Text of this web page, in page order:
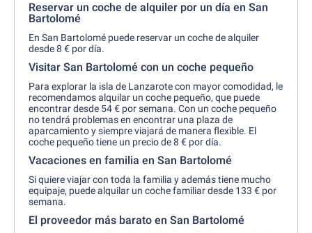
Reservar un coche de alquiler por un día en San
Bartolomé
En San Bartolomé puede reservar un coche de alquiler
desde 8 € por día.
Visitar San Bartolomé con un coche pequeño
Para explorar la isla de Lanzarote con mayor comodidad, le
recomendamos alquilar un coche pequeño, que puede
encontrar desde 54 € por semana. Con un coche pequeño
no tendrá problemas en encontrar una plaza de
aparcamiento y siempre viajará de manera flexible. El
coche pequeño tiene un precio de 8 € por día.
Vacaciones en familia en San Bartolomé
Si quiere viajar con toda la familia y además tiene mucho
equipaje, puede alquilar un coche familiar desde 133 € por
semana.
El proveedor más barato en San Bartolomé